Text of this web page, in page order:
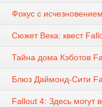
Фокус с
Сюжет Века: квест
Тайна дома Кэботов
Блюз Даймонд-Сити
Fallout 4: Здесь могут